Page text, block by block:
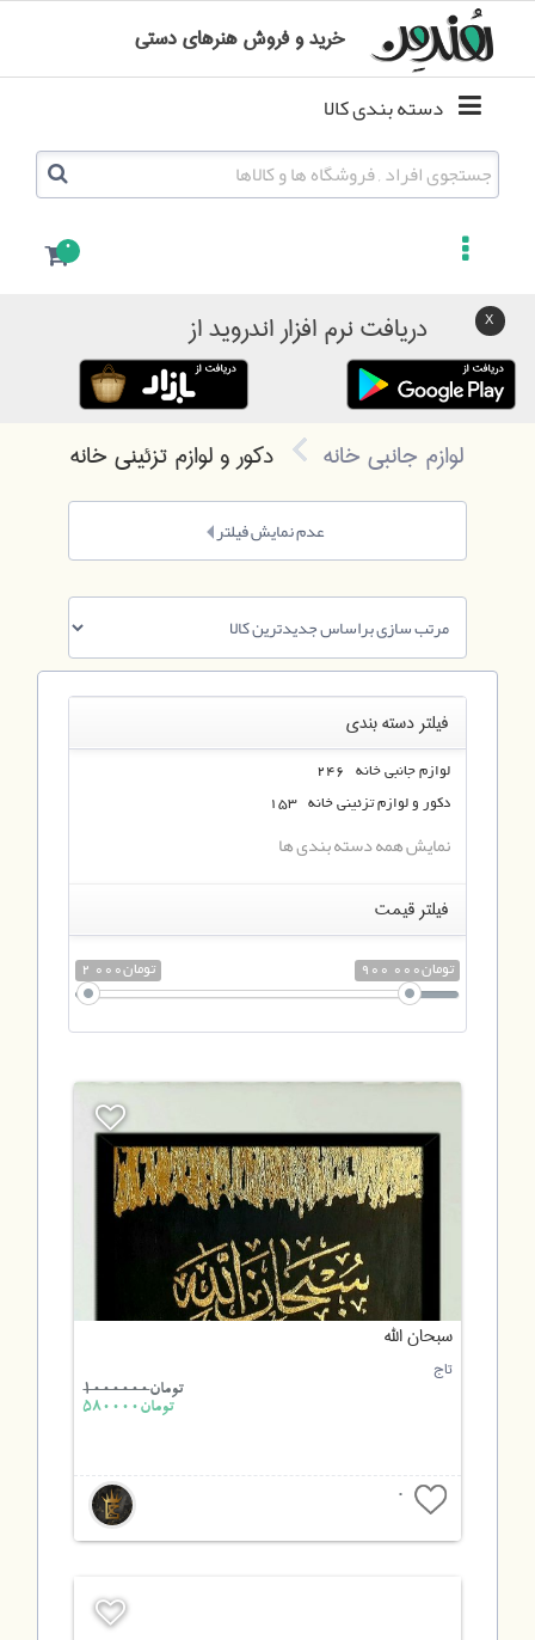
0
خرید و فروش هنرهای دستی
دریافت نرم افزار اندروید از
لوازم جانبی خانه دکور و لوازم تزئینی خانه
عدم نمایش فیلتر
فیلتر دسته بندی
لوازم جانبی خانه 246
دکور و لوازم تزئینی خانه 153
نمایش همه دسته بندی ها
فیلتر قیمت
2 000تومان 900 000تومان
سبحان الله
تاج
تومان1000000
تومان580000
0